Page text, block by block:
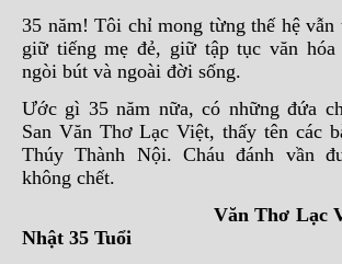
35 năm! Tôi chỉ mong từng thế hệ
giữ tiếng mẹ đẻ, giữ tập tục văn hóa
ngòi bút và ngoài đời sống.
Ước gì 35 năm nữa, có những đứa
San Văn Thơ Lạc Việt, thấy tên các
Thúy Thành Nội. Cháu đánh vần
không chết.
Văn Thơ Lạc Việt
Nhật 35 Tuổi